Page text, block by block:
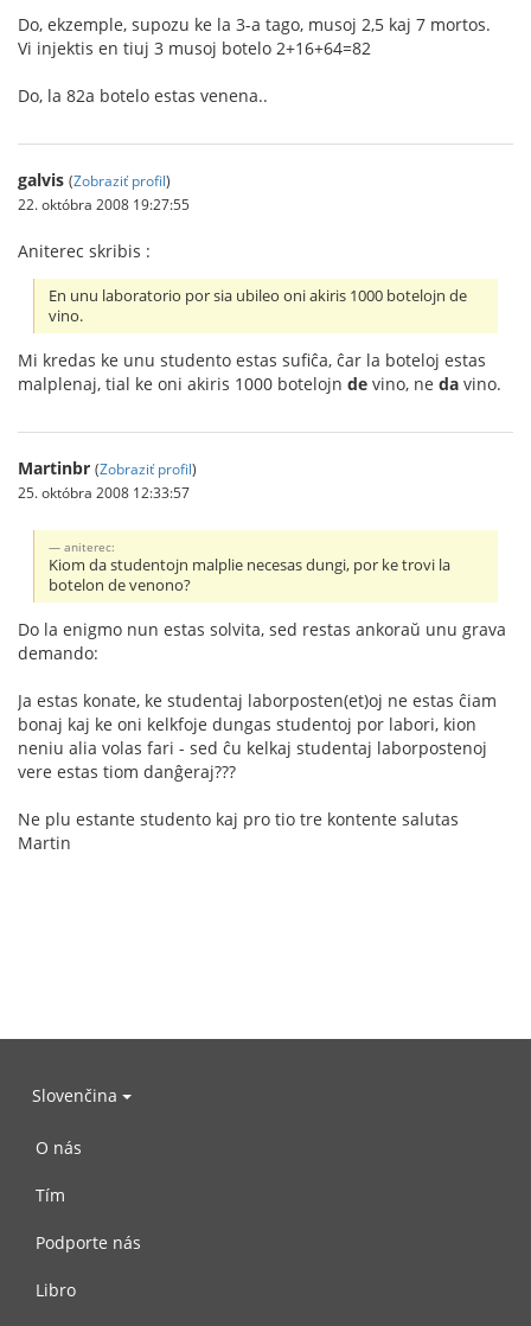
Do, ekzemple, supozu ke la 3-a tago, musoj 2,5 kaj 7 mortos.
Vi injektis en tiuj 3 musoj botelo 2+16+64=82
Do, la 82a botelo estas venena..
galvis (Zobraziť profil)
22. októbra 2008 19:27:55
Aniterec skribis :
En unu laboratorio por sia ubileo oni akiris 1000 botelojn de
vino.
Mi kredas ke unu studento estas sufiĉa, ĉar la boteloj estas
malplenaj, tial ke oni akiris 1000 botelojn de vino, ne da vino.
Martinbr (Zobraziť profil)
25. októbra 2008 12:33:57
aniterec:
Kiom da studentojn malplie necesas dungi, por ke trovi la
botelon de venono?
Do la enigmo nun estas solvita, sed restas ankoraŭ unu grava
demando:
Ja estas konate, ke studentaj laborposten(et)oj ne estas ĉiam
bonaj kaj ke oni kelkfoje dungas studentoj por labori, kion
neniu alia volas fari - sed ĉu kelkaj studentaj laborpostenoj
vere estas tiom danĝeraj???
Ne plu estante studento kaj pro tio tre kontente salutas
Martin
Slovenčina
O nás
Tím
Podporte nás
Libro